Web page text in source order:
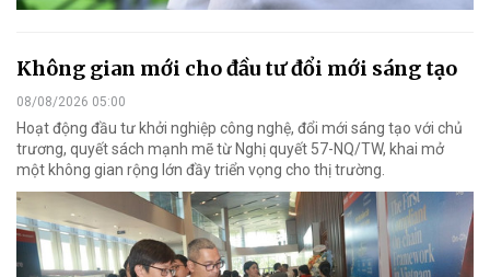
Không gian mới cho đầu tư đổi mới sáng tạo
08/08/2026 05:00
Hoạt động đầu tư khởi nghiệp công nghệ, đổi mới sáng tạo với chủ
trương, quyết sách mạnh mẽ từ Nghị quyết 57-NQ/TW, khai mở
một không gian rộng lớn đầy triển vọng cho thị trường.